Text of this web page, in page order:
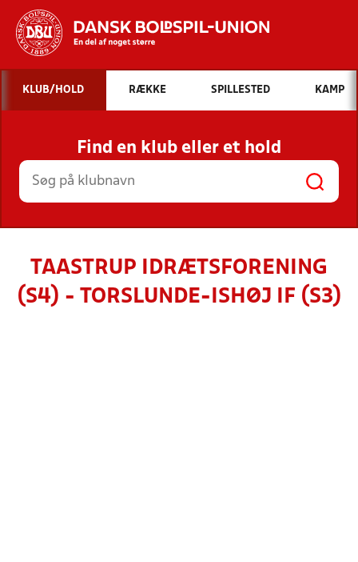
Hvad vil du søge efter?
INDHOLD OG NYHEDER
STILLINGER, RESULTATER, KLUBBER OG
HOLD
KLUB/HOLD RÆKKE SPILLESTED KAMP
Find en klub eller et hold
TAASTRUP IDRÆTSFORENING
(S4) - TORSLUNDE-ISHØJ IF (S3)